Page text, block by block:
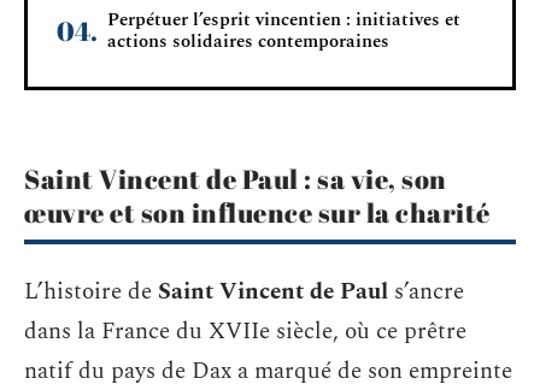
Perpétuer l’esprit vincentien : initiatives et
actions solidaires contemporaines
Saint Vincent de Paul : sa vie, son
œuvre et son influence sur la charité
L’histoire de Saint Vincent de Paul s’ancre
dans la France du XVIIe siècle, où ce prêtre
natif du pays de Dax a marqué de son empreinte